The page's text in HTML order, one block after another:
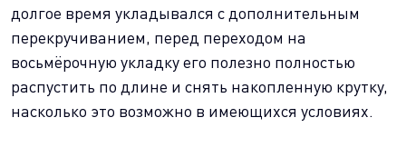
долгое время укладывался с дополнительным
перекручиванием, перед переходом на
восьмёрочную укладку его полезно полностью
распустить по длине и снять накопленную крутку,
насколько это возможно в имеющихся условиях.